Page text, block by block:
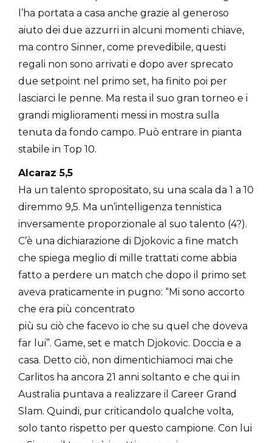
l’ha portata a casa anche grazie al generoso
aiuto dei due azzurri in alcuni momenti chiave,
ma contro Sinner, come prevedibile, questi
regali non sono arrivati e dopo aver sprecato
due setpoint nel primo set, ha finito poi per
lasciarci le penne. Ma resta il suo gran torneo e i
grandi miglioramenti messi in mostra sulla
tenuta da fondo campo. Può entrare in pianta
stabile in Top 10.
Alcaraz 5,5
Ha un talento spropositato, su una scala da 1 a 10
diremmo 9,5. Ma un’intelligenza tennistica
inversamente proporzionale al suo talento (4?).
C’è una dichiarazione di Djokovic a fine match
che spiega meglio di mille trattati come abbia
fatto a perdere un match che dopo il primo set
aveva praticamente in pugno: “Mi sono accorto
che era più concentrato
più su ciò che facevo io che su quel che doveva
far lui”. Game, set e match Djokovic. Doccia e a
casa. Detto ciò, non dimentichiamoci mai che
Carlitos ha ancora 21 anni soltanto e che qui in
Australia puntava a realizzare il Career Grand
Slam. Quindi, pur criticandolo qualche volta,
solo tanto rispetto per questo campione. Con lui